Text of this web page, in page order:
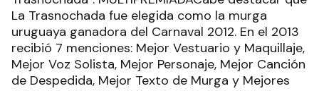
La Trasnochada fue elegida como la murga
uruguaya ganadora del Carnaval 2012. En el 2013
recibió 7 menciones: Mejor Vestuario y Maquillaje,
Mejor Voz Solista, Mejor Personaje, Mejor Canción
de Despedida, Mejor Texto de Murga y Mejores